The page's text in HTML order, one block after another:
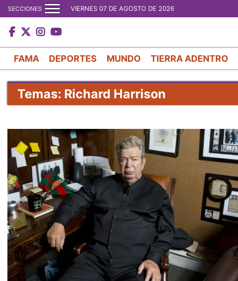
SECCIONES VIERNES 07 DE AGOSTO DE 2026
FAMA DEPORTES MUNDO TIERRA ADENTRO
Temas: Richard Harrison